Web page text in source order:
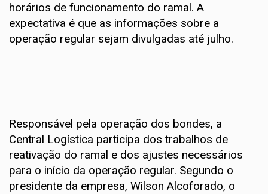
horários de funcionamento do ramal. A
expectativa é que as informações sobre a
operação regular sejam divulgadas até julho.
Responsável pela operação dos bondes, a
Central Logística participa dos trabalhos de
reativação do ramal e dos ajustes necessários
para o início da operação regular. Segundo o
presidente da empresa, Wilson Alcoforado, o